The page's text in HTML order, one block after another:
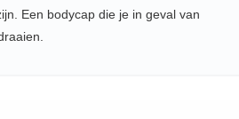
Een bodycap die je in geval van